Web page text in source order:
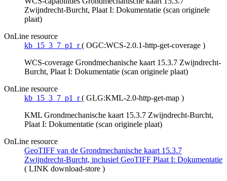
Zwijndrecht-Burcht, Plaat I: Dokumentatie (scan originele
plaat)
OnLine resource
kb_15_3_7_p1_r ( OGC:WCS-2.0.1-http-get-coverage )
WCS-coverage Grondmechanische kaart 15.3.7 Zwijndrecht-
Burcht, Plaat I: Dokumentatie (scan originele plaat)
OnLine resource
kb_15_3_7_p1_r ( GLG:KML-2.0-http-get-map )
KML Grondmechanische kaart 15.3.7 Zwijndrecht-Burcht,
Plaat I: Dokumentatie (scan originele plaat)
OnLine resource
GeoTIFF van de Grondmechanische kaart 15.3.7
Zwijndrecht-Burcht, inclusief GeoTIFF Plaat I: Dokumentatie
( LINK download-store )